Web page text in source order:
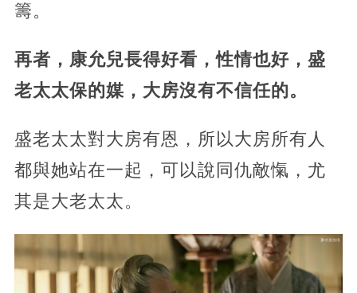
籌。
再者，康允兒長得好看，性情也好，盛
老太太保的媒，大房沒有不信任的。
盛老太太對大房有恩，所以大房所有人
都與她站在一起，可以說同仇敵愾，尤
其是大老太太。